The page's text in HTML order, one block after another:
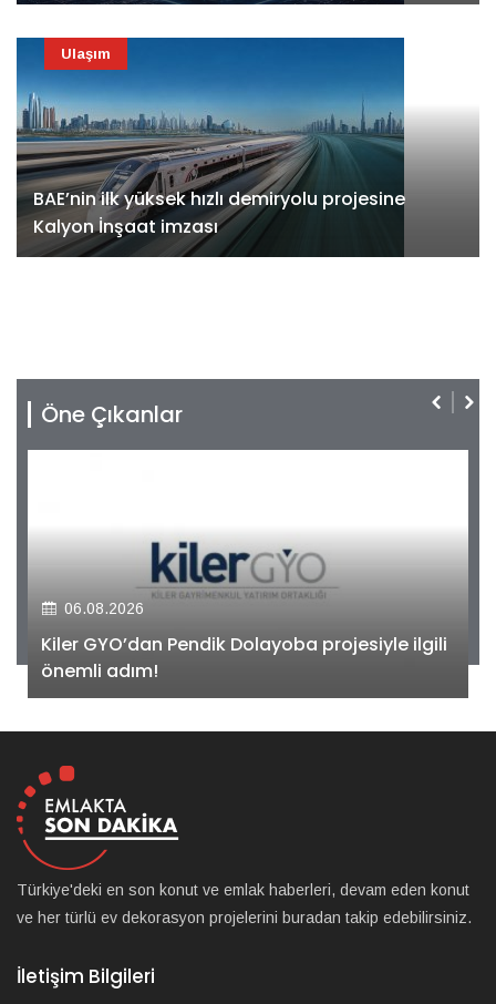
BAE’nin ilk yüksek hızlı demiryolu projesine
Kalyon İnşaat imzası
Ulaşım
Öne Çıkanlar
06.08.2026
Kiler GYO’dan Pendik Dolayoba projesiyle ilgili
önemli adım!
Türkiye'deki en son konut ve emlak haberleri, devam eden konut
ve her türlü ev dekorasyon projelerini buradan takip edebilirsiniz.
İletişim Bilgileri